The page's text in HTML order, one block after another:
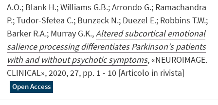
A.O.; Blank H.; Williams G.B.; Arrondo G.; Ramachandra
P.; Tudor-Sfetea C.; Bunzeck N.; Duezel E.; Robbins T.W.;
Barker R.A.; Murray G.K.,Altered subcortical emotional
salience processing differentiates Parkinson's patients
with and without psychotic symptoms, «NEUROIMAGE.
CLINICAL», 2020, 27, pp. 1 - 10 [Articolo in rivista]
Open Access